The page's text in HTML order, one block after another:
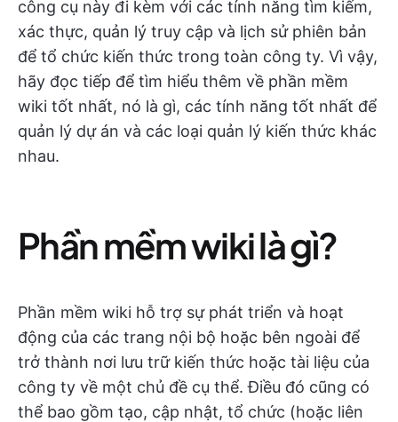
công cụ này đi kèm với các tính năng tìm kiếm,
xác thực, quản lý truy cập và lịch sử phiên bản
để tổ chức kiến thức trong toàn công ty. Vì vậy,
hãy đọc tiếp để tìm hiểu thêm về phần mềm
wiki tốt nhất, nó là gì, các tính năng tốt nhất để
quản lý dự án và các loại quản lý kiến thức khác
nhau.
Phần mềm wiki là gì?
Phần mềm wiki hỗ trợ sự phát triển và hoạt
động của các trang nội bộ hoặc bên ngoài để
trở thành nơi lưu trữ kiến thức hoặc tài liệu của
công ty về một chủ đề cụ thể. Điều đó cũng có
thể bao gồm tạo, cập nhật, tổ chức (hoặc liên